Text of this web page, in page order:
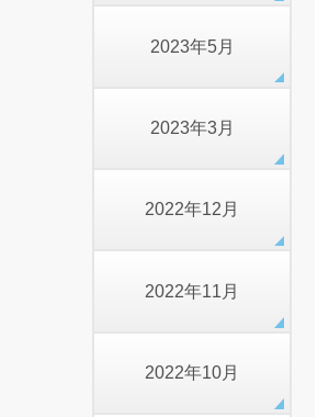
2023年5月
2023年3月
2022年12月
2022年11月
2022年10月